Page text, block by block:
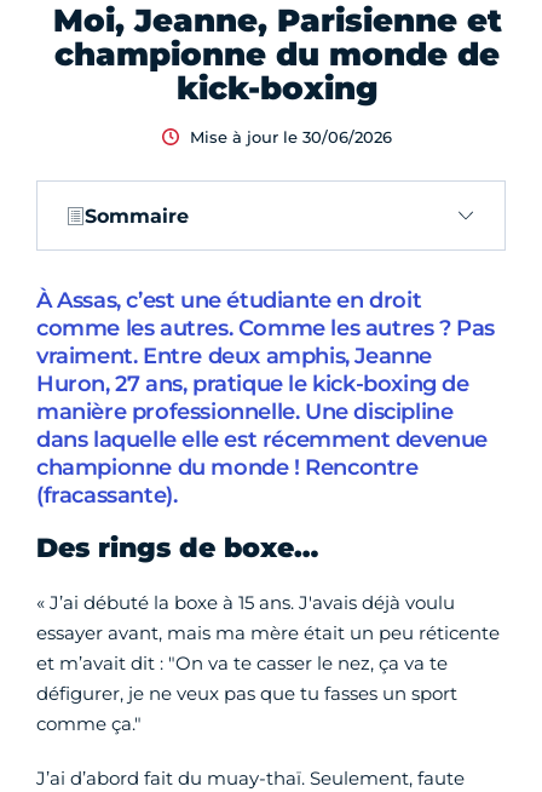
Moi, Jeanne, Parisienne et
championne du monde de
kick-boxing
Mise à jour le 30/06/2026
Sommaire
À Assas, c’est une étudiante en droit
comme les autres. Comme les autres ? Pas
vraiment. Entre deux amphis, Jeanne
Huron, 27 ans, pratique le kick-boxing de
manière professionnelle. Une discipline
dans laquelle elle est récemment devenue
championne du monde ! Rencontre
(fracassante).
Des rings de boxe…
« J’ai débuté la boxe à 15 ans. J'avais déjà voulu
essayer avant, mais ma mère était un peu réticente
et m’avait dit : "On va te casser le nez, ça va te
défigurer, je ne veux pas que tu fasses un sport
comme ça."
J’ai d’abord fait du muay-thaï. Seulement, faute